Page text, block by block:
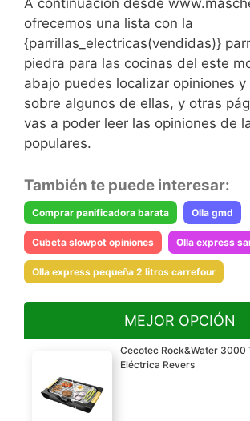
A continuación desde
ofrecemos una lista con la
{parrillas_electricas(vendidas)}
piedra para las cocinas del este
abajo puedes localizar opiniones y
sobre algunos de ellas, y otras
vas a poder leer las opiniones de
populares.
También te puede interesar:
Comprar panificadora barata Olla gmd
Cubeta slowpot opiniones Olla express
Olla express pequeña 2 litros carrefour
MEJOR OPCIÓN
Cecotec Rock&Water 3000
Eléctrica Revers